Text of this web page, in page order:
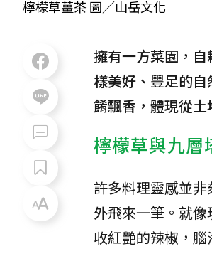
檸檬草薑茶 圖／山岳文化
擁有一方菜園，
樣美好、豐足的
餚飄香，體現從
檸檬草與九層
許多料理靈感並
外飛來一筆。就
收紅艷的辣椒，腦